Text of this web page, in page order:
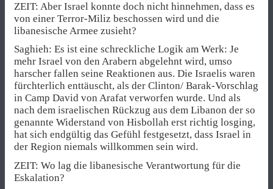
ZEIT: Aber Israel konnte doch nicht hinnehmen, dass es
von einer Terror-Miliz beschossen wird und die
libanesische Armee zusieht?
Saghieh: Es ist eine schreckliche Logik am Werk: Je
mehr Israel von den Arabern abgelehnt wird, umso
harscher fallen seine Reaktionen aus. Die Israelis waren
fürchterlich enttäuscht, als der Clinton/ Barak-Vorschlag
in Camp David von Arafat verworfen wurde. Und als
nach dem israelischen Rückzug aus dem Libanon der so
genannte Widerstand von Hisbollah erst richtig losging,
hat sich endgültig das Gefühl festgesetzt, dass Israel in
der Region niemals willkommen sein wird.
ZEIT: Wo lag die libanesische Verantwortung für die
Eskalation?